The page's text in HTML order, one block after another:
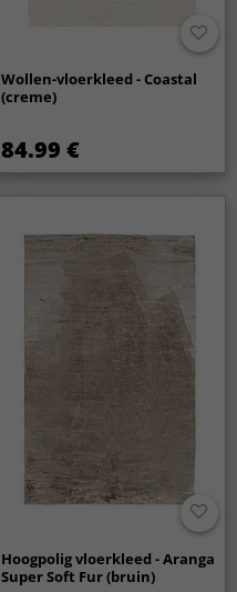
Wollen-vloerkleed - Coastal
(creme)
84.99 €
Hoogpolig vloerkleed - Aranga
Super Soft Fur (bruin)